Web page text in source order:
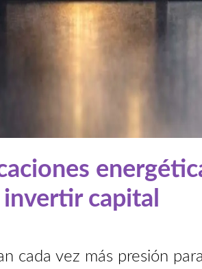
capital
cada vez más presión